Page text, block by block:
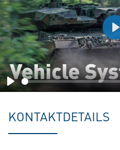
Play
KONTAKTDETAILS